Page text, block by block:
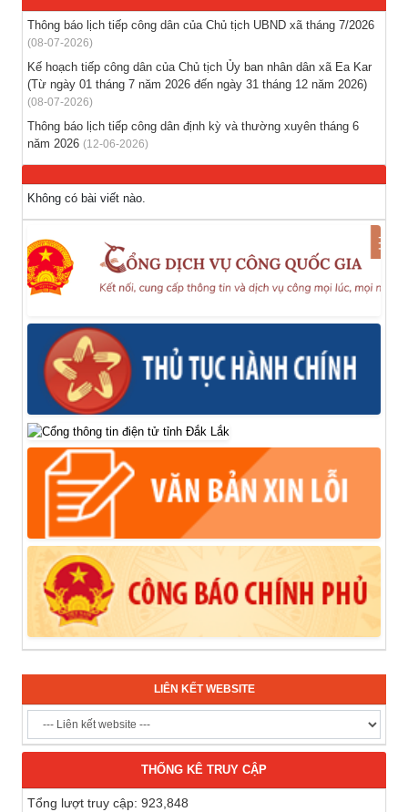
Tổ chức triển khai thu nhận mẫu sinh phẩm ADN thân nhân
liệt sĩ chưa xác định danh tính trên địa bàn xã Ea Kar
(21-07-2026)
Thông báo lịch tiếp công dân của Chủ tịch UBND xã tháng 7/2026
(08-07-2026)
Kế hoạch tiếp công dân của Chủ tịch Ủy ban nhân dân xã Ea Kar
(Từ ngày 01 tháng 7 năm 2026 đến ngày 31 tháng 12 năm 2026)
(08-07-2026)
Thông báo lịch tiếp công dân định kỳ và thường xuyên tháng 6
năm 2026 (12-06-2026)
Không có bài viết nào.
LIÊN KẾT WEBSITE
THỐNG KÊ TRUY CẬP
Tổng lượt truy cập: 923,848